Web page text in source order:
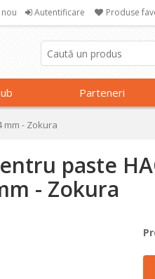
Autentificare Produse
Parteneri
mm - Zokura
paste
- Zokura